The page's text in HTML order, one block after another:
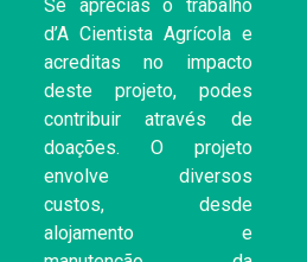
Se aprecias o trabalho
d’A Cientista Agrícola e
acreditas no impacto
deste projeto, podes
contribuir através de
doações. O projeto
envolve diversos
custos, desde
alojamento e